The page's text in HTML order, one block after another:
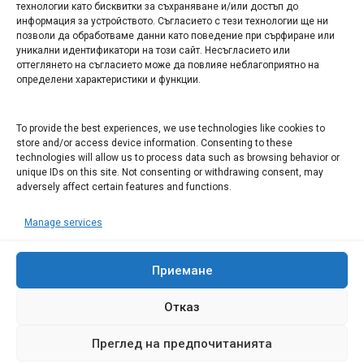
технологии като бисквитки за съхраняване и/или достъп до
информация за устройството. Съгласието с тези технологии ще ни
позволи да обработваме данни като поведение при сърфиране или
уникални идентификатори на този сайт. Несъгласието или
оттеглянето на съгласието може да повлияе неблагоприятно на
определени характеристики и функции.
To provide the best experiences, we use technologies like cookies to
store and/or access device information. Consenting to these
technologies will allow us to process data such as browsing behavior or
unique IDs on this site. Not consenting or withdrawing consent, may
adversely affect certain features and functions.
Manage services
Приемане
Отказ
Преглед на предпочитанията
Арт галерия "Мостове" – магазин за изкуство
СЕВЕРОЗАПАДА ИНФОРМАЦИОНЕН БИЗНЕС
ТУРИСТИЧЕСКИ КЛЪСТЕР
ИНСТИТУЦИИ В ЛОВЕЧ
Административен съд Ловеч
Областна администрация Ловеч
ОДМВР Ловеч
Окръжен съд Ловеч